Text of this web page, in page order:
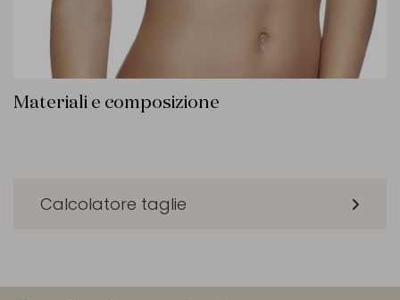
Materiali e composizione
Calcolatore taglie